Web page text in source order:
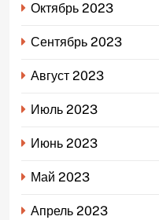
Октябрь 2023
Сентябрь 2023
Август 2023
Июль 2023
Июнь 2023
Май 2023
Апрель 2023